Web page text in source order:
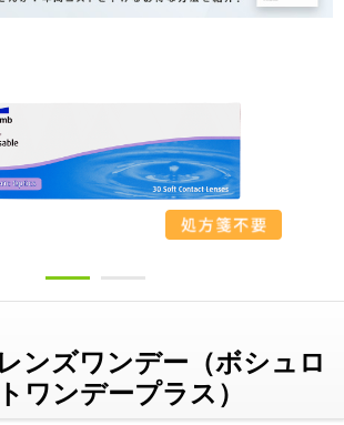
ンズワンデー（ボシュロ
ワンデープラス）